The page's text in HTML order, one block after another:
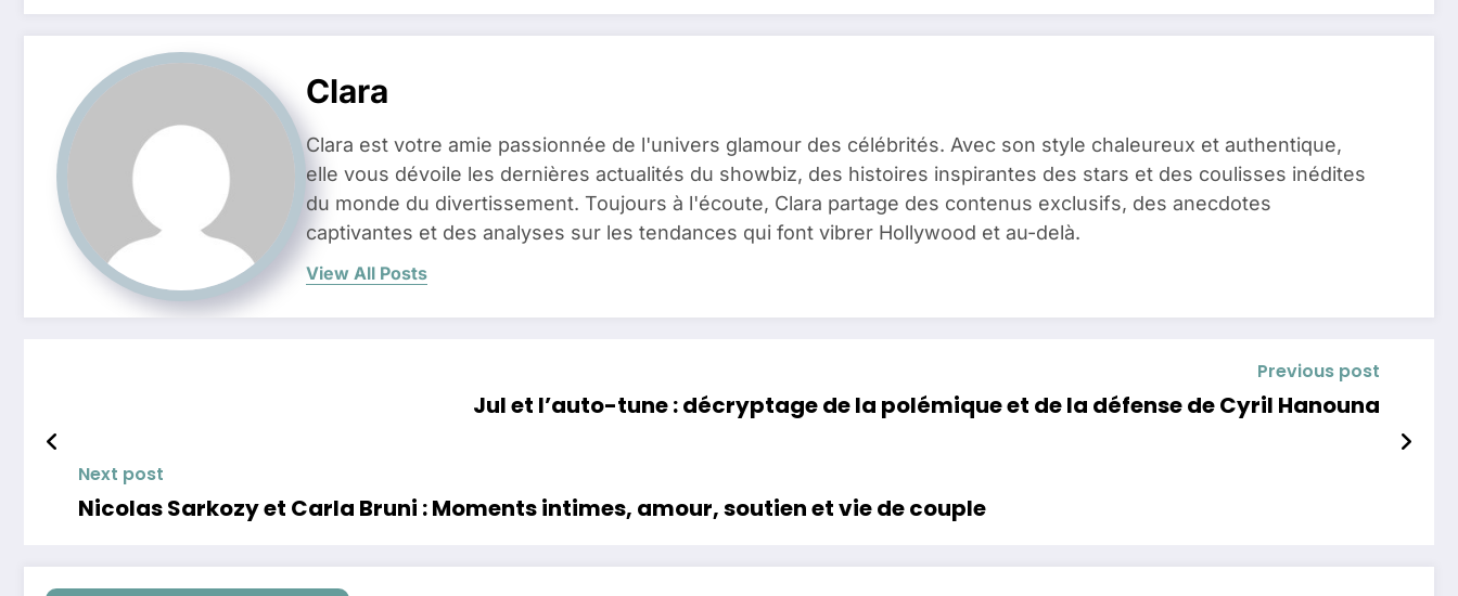
Clara
Clara est votre amie passionnée de l'univers glamour des célébrités. Avec son style chaleureux et authentique,
elle vous dévoile les dernières actualités du showbiz, des histoires inspirantes des stars et des coulisses inédites
du monde du divertissement. Toujours à l'écoute, Clara partage des contenus exclusifs, des anecdotes
captivantes et des analyses sur les tendances qui font vibrer Hollywood et au-delà.
View All Posts
Previous post
Jul et l’auto-tune : décryptage de la polémique et de la défense de Cyril Hanouna
Next post
Nicolas Sarkozy et Carla Bruni : Moments intimes, amour, soutien et vie de couple